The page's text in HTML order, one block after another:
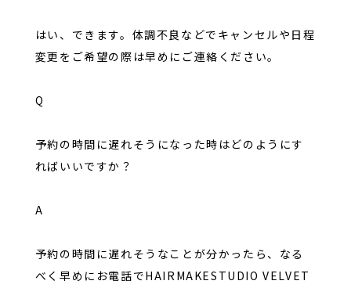
はい、できます。体調不良などでキャンセルや日程
変更をご希望の際は早めにご連絡ください。
Q
予約の時間に遅れそうになった時はどのようにす
ればいいですか？
A
予約の時間に遅れそうなことが分かったら、なる
べく早めにお電話でHAIRMAKESTUDIO VELVET